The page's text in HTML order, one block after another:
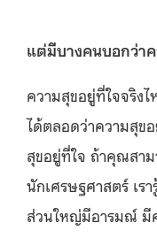
แต่มีบางคนบอกว่าค
ความสุขอยู่ที่ใจจริง
ได้ตลอดว่าความสุข
สุขอยู่ที่ใจ ถ้าคุณสาม
นักเศรษฐศาสตร์ เร
ส่วนใหญ่มีอารมณ์ มี